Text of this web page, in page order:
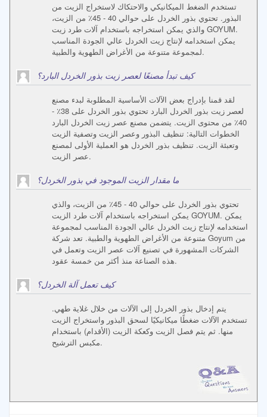
تستخدم الضغط الميكانيكي والاحتكاك لاستخراج الزيت من
البذور. تحتوي بذور الخردل على حوالي 40 - 45٪ من الزيت،
والذي يمكن استخراجه باستخدام آلات طرد زيت GOYUM.
يمكن استخدامه لإنتاج زيت الخردل عالي الجودة المناسب
لمجموعة متنوعة من الأغراض الطهوية والطبية.
كيف تبدأ مصنعًا لعصر زيت بذور الخردل البارد؟
لقد قمنا بإدراج بعض الآلات الأساسية المطلوبة لبدء مصنع
لعصر زيت بذور الخردل البارد تحتوي بذور الخردل على 38٪ -
40٪ من محتوى الزيت. يتضمن مصنع عصر زيت الخردل البارد
الخطوات التالية: تنظيف البذور وعصر الزيت وتصفية الزيت
وتعبئة الزيت. تنظيف بذور الخردل هو العملية الأولى لمصنع
عصر الزيت.
ما مقدار الزيت الموجود في بذور الخردل؟
تحتوي بذور الخردل على حوالي 40 - 45٪ من الزيت، والذي
يمكن استخراجه باستخدام آلات طرد الزيت GOYUM. يمكن
استخدامه لإنتاج زيت الخردل عالي الجودة المناسب لمجموعة
متنوعة من الأغراض الطهوية والطبية. تعد شركة Goyum من
الشركات المشهورة في تصنيع آلات عصر الزيت وتعمل في
هذه الصناعة منذ أكثر من خمسة عقود.
كيف تعمل آلة الخردل؟
يتم إدخال بذور الخردل إلى الآلات من خلال غلاية طهي.
تستخدم الآلات ضغطًا ميكانيكيًا لسحق البذور واستخراج الزيت
منها. ثم يتم فصل الزيت وكعكة الزيت (الأقدام) باستخدام
مكبس الترشيح.